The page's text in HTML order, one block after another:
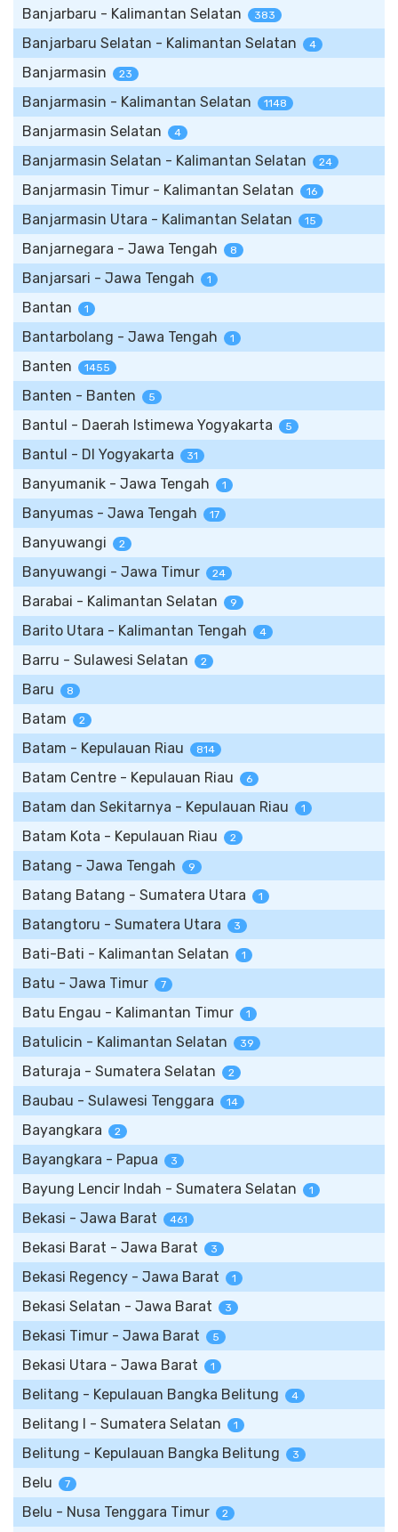
Banjarbaru - Kalimantan Selatan 383
Banjarbaru Selatan - Kalimantan Selatan 4
Banjarmasin 23
Banjarmasin - Kalimantan Selatan 1148
Banjarmasin Selatan 4
Banjarmasin Selatan - Kalimantan Selatan 24
Banjarmasin Timur - Kalimantan Selatan 16
Banjarmasin Utara - Kalimantan Selatan 15
Banjarnegara - Jawa Tengah 8
Banjarsari - Jawa Tengah 1
Bantan 1
Bantarbolang - Jawa Tengah 1
Banten 1455
Banten - Banten 5
Bantul - Daerah Istimewa Yogyakarta 5
Bantul - DI Yogyakarta 31
Banyumanik - Jawa Tengah 1
Banyumas - Jawa Tengah 17
Banyuwangi 2
Banyuwangi - Jawa Timur 24
Barabai - Kalimantan Selatan 9
Barito Utara - Kalimantan Tengah 4
Barru - Sulawesi Selatan 2
Baru 8
Batam 2
Batam - Kepulauan Riau 814
Batam Centre - Kepulauan Riau 6
Batam dan Sekitarnya - Kepulauan Riau 1
Batam Kota - Kepulauan Riau 2
Batang - Jawa Tengah 9
Batang Batang - Sumatera Utara 1
Batangtoru - Sumatera Utara 3
Bati-Bati - Kalimantan Selatan 1
Batu - Jawa Timur 7
Batu Engau - Kalimantan Timur 1
Batulicin - Kalimantan Selatan 39
Baturaja - Sumatera Selatan 2
Baubau - Sulawesi Tenggara 14
Bayangkara 2
Bayangkara - Papua 3
Bayung Lencir Indah - Sumatera Selatan 1
Bekasi - Jawa Barat 461
Bekasi Barat - Jawa Barat 3
Bekasi Regency - Jawa Barat 1
Bekasi Selatan - Jawa Barat 3
Bekasi Timur - Jawa Barat 5
Bekasi Utara - Jawa Barat 1
Belitang - Kepulauan Bangka Belitung 4
Belitang I - Sumatera Selatan 1
Belitung - Kepulauan Bangka Belitung 3
Belu 7
Belu - Nusa Tenggara Timur 2